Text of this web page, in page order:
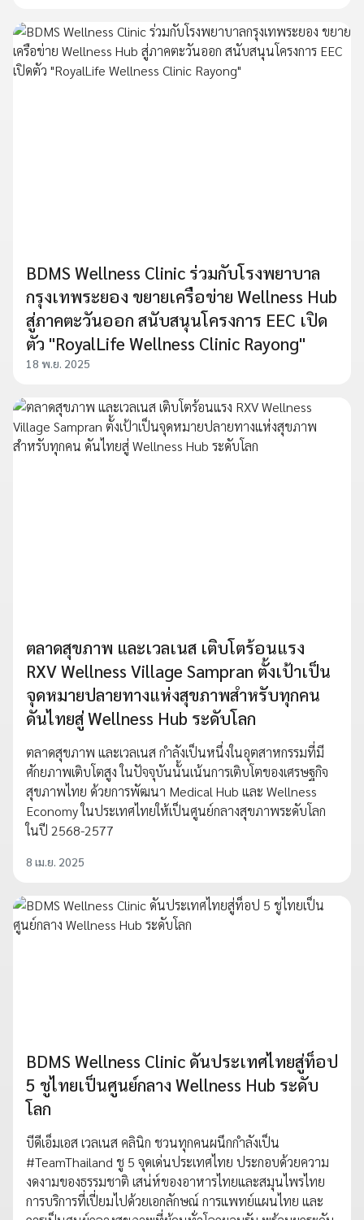
BDMS Wellness Clinic ร่วมกับโรงพยาบาล
กรุงเทพระยอง ขยายเครือข่าย Wellness Hub
สู่ภาคตะวันออก สนับสนุนโครงการ EEC เปิด
ตัว "RoyalLife Wellness Clinic Rayong"
18 พ.ย. 2025
ตลาดสุขภาพ และเวลเนส เติบโตร้อนแรง
RXV Wellness Village Sampran ตั้งเป้าเป็น
จุดหมายปลายทางแห่งสุขภาพสำหรับทุกคน
ดันไทยสู่ Wellness Hub ระดับโลก
ตลาดสุขภาพ และเวลเนส กำลังเป็นหนึ่งในอุตสาหกรรมที่มี
ศักยภาพเติบโตสูง ในปัจจุบันนั้นเน้นการเติบโตของเศรษฐกิจ
สุขภาพไทย ด้วยการพัฒนา Medical Hub และ Wellness
Economy ในประเทศไทยให้เป็นศูนย์กลางสุขภาพระดับโลก
ในปี 2568-2577
8 เม.ย. 2025
BDMS Wellness Clinic ดันประเทศไทยสู่ท็อป
5 ชูไทยเป็นศูนย์กลาง Wellness Hub ระดับ
โลก
บีดีเอ็มเอส เวลเนส คลินิก ชวนทุกคนผนึกกำลังเป็น
#TeamThailand ชู 5 จุดเด่นประเทศไทย ประกอบด้วยความ
งดงามของธรรมชาติ เสน่ห์ของอาหารไทยและสมุนไพรไทย
การบริการที่เปี่ยมไปด้วยเอกลักษณ์ การแพทย์แผนไทย และ